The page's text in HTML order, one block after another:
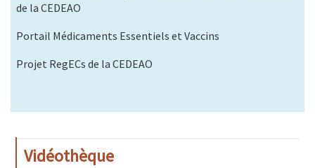
de la CEDEAO
Portail Médicaments Essentiels et Vaccins
Projet RegECs de la CEDEAO
Vidéothèque